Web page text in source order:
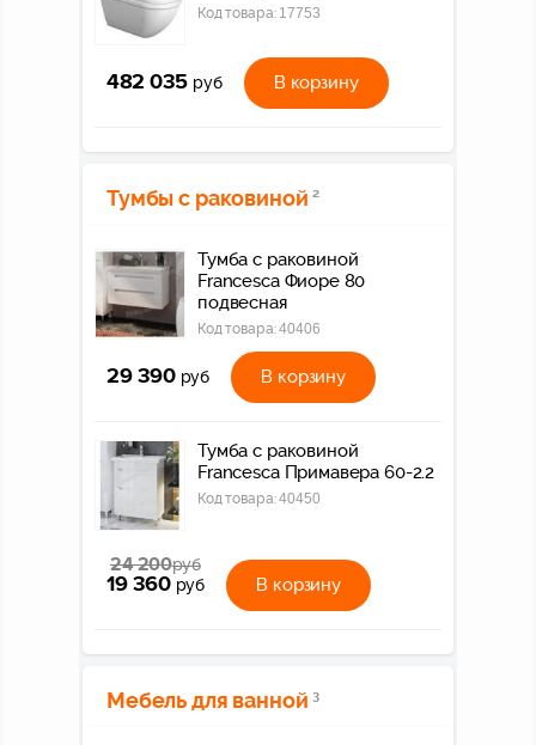
Код товара: 17753
482 035 руб В корзину
Тумбы с раковиной 2
Тумба с раковиной
Francesca Фиоре 80
подвесная
Код товара:40406
29 390 руб В корзину
Тумба с раковиной
Francesca Примавера 60-2.2
Код товара:40450
24 200руб
19 360 руб В корзину
Мебель для ванной 3